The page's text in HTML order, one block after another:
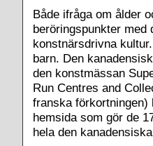
Både ifråga om ålder
beröringspunkter
konstnärsdrivna
barn. Den
den konstmässan
Run Centres and
franska förkortningen)
hemsida som gör de
hela den